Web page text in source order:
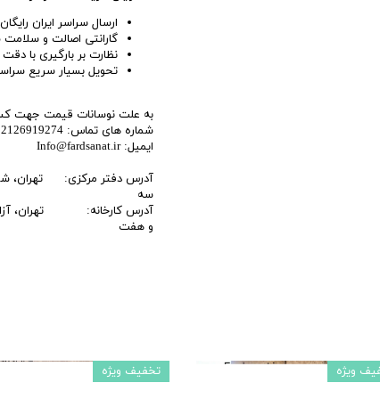
ارسال سراسر ایران
گارانتی اصالت و
نظارت بر بارگیری با دقت
تحویل بسیار سریع
به علت نوسانات قیمت جهت
شماره های تماس: 02126919274 و 09128488300
ایمیل: Info@fardsanat.ir
آدرس دفتر مرکزی: تهران،
سه
آدرس کارخانه: تهران،
و هفت
ویژه تخفیف ویژه